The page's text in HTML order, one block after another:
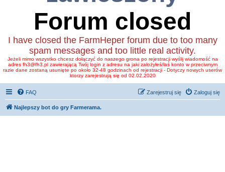
Forum closed
I have closed the FarmHeper forum due to too many
spam messages and too little real activity.
Jeżeli mimo wszystko chcesz dołączyć do naszego grona po rejestracji wyślij wiadomość na
adres fh3@fh3.pl zawierającą Twój login z adresu na jaki założyłeś/łaś konto w przeciwnym
razie dane zostaną usunięte po około 32-48 godzinach od rejestracji - Dotyczy nowych userów
ktorzy zarejestrują się od 02.02.2020
FAQ Zaloguj się
Zarejestruj się
Najlepszy bot do gry Farmerama.